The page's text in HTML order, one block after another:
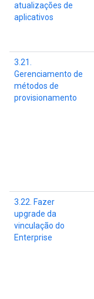
atualizações de
aplicativos
3.21.
Gerenciamento de
métodos de
provisionamento
3.22. Fazer
upgrade da
vinculação do
Enterprise